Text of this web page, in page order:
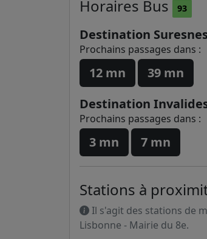
Horaires Bus 93
Destination
Prochains passages dans :
12 mn
39 mn
Destination
Prochains passages dans :
3 mn 7 mn
Stations à
Il s'agit des stations de
Lisbonne - Mairie du 8e.